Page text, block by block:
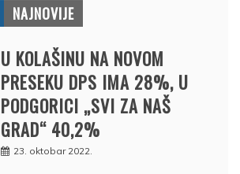
NAJNOVIJE
U KOLAŠINU NA NOVOM
PRESEKU DPS IMA 28%, U
PODGORICI „SVI ZA NAŠ
GRAD“ 40,2%
23. oktobar 2022.